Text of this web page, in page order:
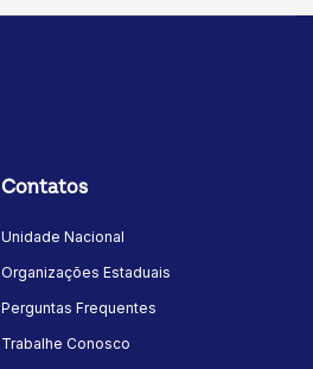
Contatos
Unidade Nacional
Organizações Estaduais
Perguntas Frequentes
Trabalhe Conosco